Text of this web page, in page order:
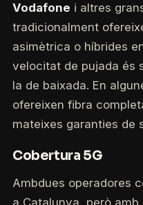
Vodafone i altres
tradicionalment
asimètrica o híbrides
velocitat de pujada és
la de baixada. En
ofereixen fibra
mateixes garanties de
Cobertura 5G
Ambdues operadores